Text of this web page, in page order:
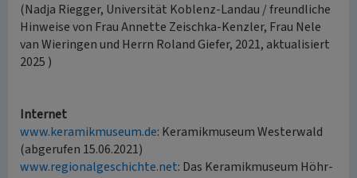
(Nadja Riegger, Universität Koblenz-Landau / freundliche
Hinweise von Frau Annette Zeischka-Kenzler, Frau Nele
van Wieringen und Herrn Roland Giefer, 2021, aktualisiert
2025 )
Internet
www.keramikmuseum.de: Keramikmuseum Westerwald
(abgerufen 15.06.2021)
www.regionalgeschichte.net: Das Keramikmuseum Höhr-